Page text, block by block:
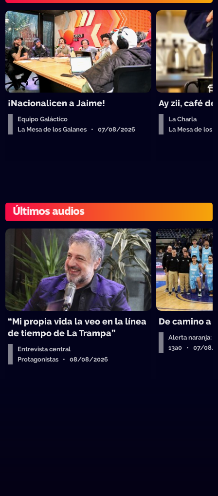
¡Nacionalicen a Jaime!
Equipo Galáctico
La Mesa de los Galanes • 07/08/2026
Ay zii, café
La Charla
La Mesa de
Últimos audios
“Mi propia vida la veo en la línea
de tiempo de La Trampa”
Entrevista central
Protagonistas • 08/08/2026
De camino a
Alerta naranja:
13a0 • 07/08/